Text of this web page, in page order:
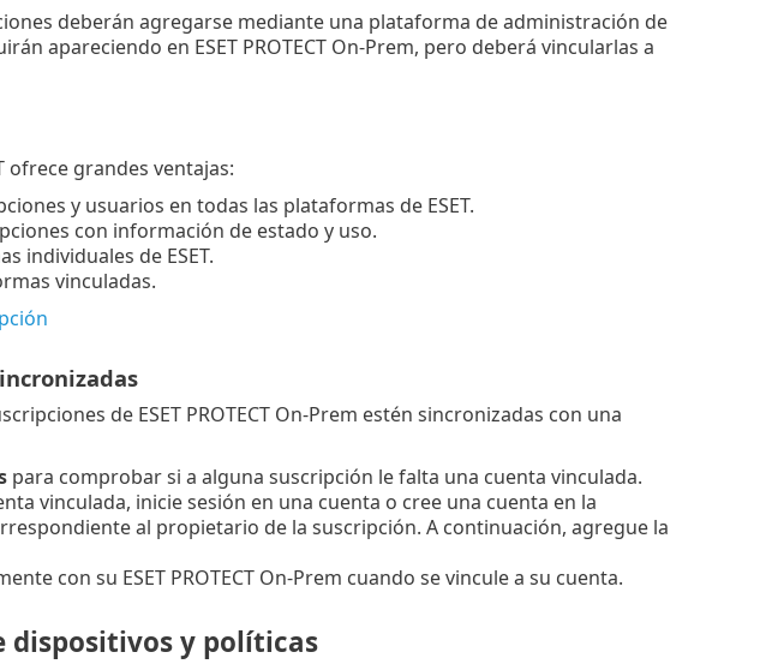
deberán agregarse mediante una plataforma de administración de
apareciendo en ESET PROTECT On-Prem, pero deberá vincularlas a
ofrece grandes ventajas:
y usuarios en todas las plataformas de ESET.
con información de estado y uso.
individuales de ESET.
vinculadas.
de ESET PROTECT On-Prem estén sincronizadas con una
para comprobar si a alguna suscripción le falta una cuenta vinculada.
vinculada, inicie sesión en una cuenta o cree una cuenta en la
al propietario de la suscripción. A continuación, agregue la
con su ESET PROTECT On-Prem cuando se vincule a su cuenta.
dispositivos y políticas